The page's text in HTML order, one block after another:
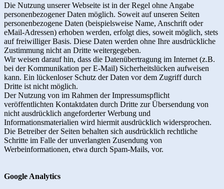
Die Nutzung unserer Webseite ist in der Regel ohne Angabe
personenbezogener Daten möglich. Soweit auf unseren Seiten
personenbezogene Daten (beispielsweise Name, Anschrift oder
eMail-Adressen) erhoben werden, erfolgt dies, soweit möglich, stets
auf freiwilliger Basis. Diese Daten werden ohne Ihre ausdrückliche
Zustimmung nicht an Dritte weitergegeben.
Wir weisen darauf hin, dass die Datenübertragung im Internet (z.B.
bei der Kommunikation per E-Mail) Sicherheitslücken aufweisen
kann. Ein lückenloser Schutz der Daten vor dem Zugriff durch
Dritte ist nicht möglich.
Der Nutzung von im Rahmen der Impressumspflicht
veröffentlichten Kontaktdaten durch Dritte zur Übersendung von
nicht ausdrücklich angeforderter Werbung und
Informationsmaterialien wird hiermit ausdrücklich widersprochen.
Die Betreiber der Seiten behalten sich ausdrücklich rechtliche
Schritte im Falle der unverlangten Zusendung von
Werbeinformationen, etwa durch Spam-Mails, vor.
Google Analytics